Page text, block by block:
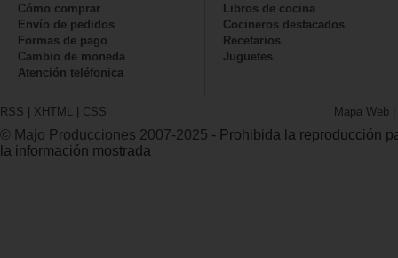
Cómo comprar
Envío de pedidos
Formas de pago
Cambio de moneda
Atención teléfonica
Libros de cocina
Cocineros destacados
Recetarios
Juguetes
RSS | XHTML | CSS Mapa Web |
© Majo Producciones 2007-2025 - Prohibida la reproducción
la información mostrada